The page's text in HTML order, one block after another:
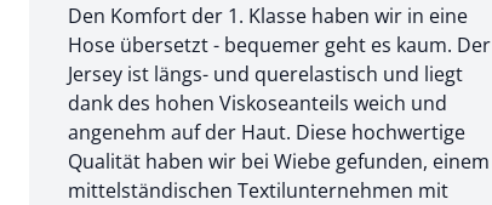
Den Komfort der 1. Klasse haben wir in eine
Hose übersetzt - bequemer geht es kaum. Der
Jersey ist längs- und querelastisch und liegt
dank des hohen Viskoseanteils weich und
angenehm auf der Haut. Diese hochwertige
Qualität haben wir bei Wiebe gefunden, einem
mittelständischen Textilunternehmen mit